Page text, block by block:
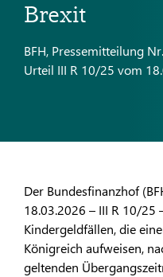
Brexit
BFH, Pressemitteilung
Urteil III R 10/25 vom
Der Bundesfinanzhof
18.03.2026 – III R 10/25
Kindergeldfällen, die
Königreich aufweisen,
geltenden